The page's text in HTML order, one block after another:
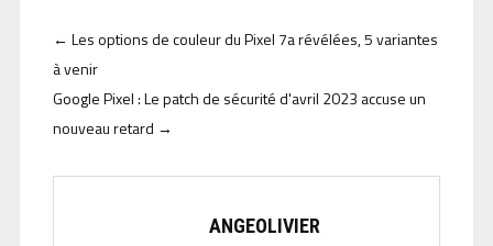
← Les options de couleur du Pixel 7a révélées, 5 variantes
à venir
Google Pixel : Le patch de sécurité d'avril 2023 accuse un
nouveau retard →
ANGEOLIVIER